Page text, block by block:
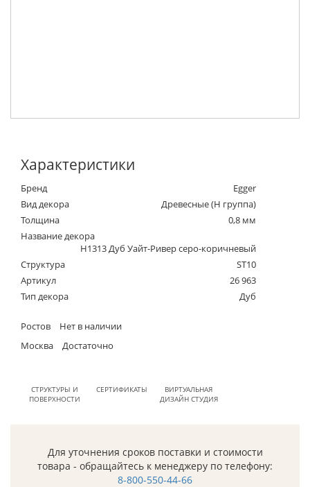
Характеристики
Бренд
Egger
Вид декора
Древесные (Н группа)
Толщина
0,8 мм
Название декора
H1313 Дуб Уайт-Ривер серо-коричневый
Структура
ST10
Артикул
26 963
Тип декора
Дуб
Ростов
Нет в наличии
Москва
Достаточно
СТРУКТУРЫ И
ПОВЕРХНОСТИ
СЕРТИФИКАТЫ
ВИРТУАЛЬНАЯ
ДИЗАЙН СТУДИЯ
Для уточнения сроков поставки и стоимости
товара - обращайтесь к менеджеру по телефону:
8-800-550-44-66